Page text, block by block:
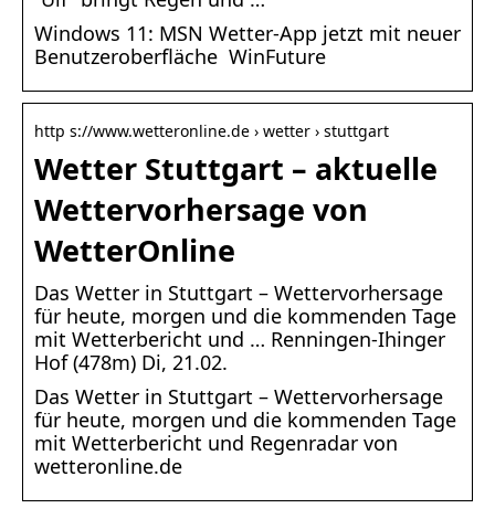
Windows 11: MSN Wetter-App jetzt mit neuer
Benutzeroberfläche WinFuture
http s://www.wetteronline.de › wetter › stuttgart
Wetter Stuttgart – aktuelle
Wettervorhersage von
WetterOnline
Das Wetter in Stuttgart – Wettervorhersage
für heute, morgen und die kommenden Tage
mit Wetterbericht und … Renningen-Ihinger
Hof (478m) Di, 21.02.
Das Wetter in Stuttgart – Wettervorhersage
für heute, morgen und die kommenden Tage
mit Wetterbericht und Regenradar von
wetteronline.de